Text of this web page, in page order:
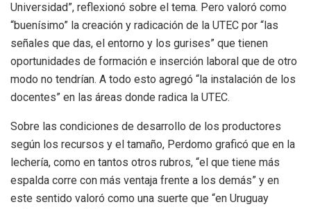
Universidad”, reflexionó sobre el tema. Pero valoró como
“buenísimo” la creación y radicación de la UTEC por “las
señales que das, el entorno y los gurises” que tienen
oportunidades de formación e inserción laboral que de otro
modo no tendrían. A todo esto agregó “la instalación de los
docentes” en las áreas donde radica la UTEC.
Sobre las condiciones de desarrollo de los productores
según los recursos y el tamaño, Perdomo graficó que en la
lechería, como en tantos otros rubros, “el que tiene más
espalda corre con más ventaja frente a los demás” y en
este sentido valoró como una suerte que “en Uruguay